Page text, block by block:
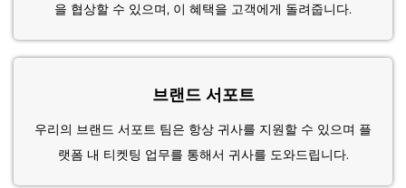
을 협상할 수 있으며, 이 혜택을 고객에게 돌려줍니다.
브랜드 서포트
우리의 브랜드 서포트 팀은 항상 귀사를 지원할 수 있으며 플
랫폼 내 티켓팅 업무를 통해서 귀사를 도와드립니다.